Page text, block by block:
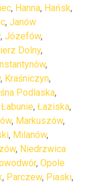
, Hanna, Hańsk,
, Janów
, Józefów,
Dolny,
,
, Kraśniczyn,
Podlaska,
Łabunie, Łaziska,
, Markuszów,
, Milanów,
, Niedrzwica
, Opole
, Parczew, Piaski,